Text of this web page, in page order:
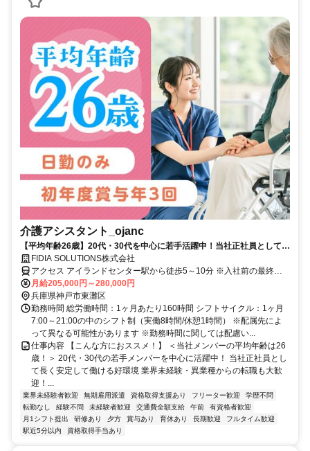
介護アシスタント_ojanc
【平均年齢26歳】20代・30代を中心に若手活躍中！当社正社員として安
定して長く働けます◎完全週休二日制＆残業少なめ／初年度賞与年3回
／未経験OK★採用基準は友達になれそうな人！／休暇制度充実！産育休
取得率100%／全員面接実施中！書類選考なし！内定まで最短2日！今す
ぐ働ける仕事を探している方はぜひ一度ご相談ください♪
FIDIA SOLUTIONS株式会社
アクセス アイランドセンター駅から徒歩5～10分 ※入社前の最終面
談にて配属先を決定致します。
月給205,000円～280,000円
兵庫県神戸市東灘区
勤務時間 総労働時間：1ヶ月あたり160時間 シフトサイクル：1ヶ月
7:00～21:00の中のシフト制（実働8時間/休憩1時間） ※配属先によ
って異なる可能性があります ※勤務時間に関しては配慮い...
仕事内容 【こんな方におススメ！】 ＜当社メンバーの平均年齢は26
歳！＞ 20代・30代の若手メンバーを中心に活躍中！ 当社正社員とし
て長く安定して働ける好環境 業界未経験・異業種からの転職も大歓
迎！...
業界未経験者歓迎 無期雇用派遣 資格取得支援あり フリーター歓迎
学歴不問
転勤なし
経験不問 未経験者歓迎 交通費全額支給 午前
有資格者歓迎
月1シフト提出
研修あり 夕方 賞与あり 育休あり 長期歓迎
フルタイム歓迎
駅近5分以内
資格取得手当あり